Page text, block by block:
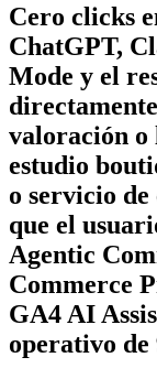
Cero clicks
ChatGPT,
Mode y el
valoración o
estudio
o servicio
que el
Agentic
Commerce
GA4 AI
operativo de